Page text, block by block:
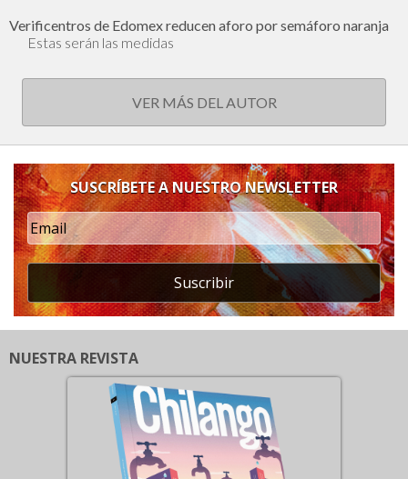
Verificentros de Edomex reducen aforo por semáforo naranja
Estas serán las medidas
VER MÁS DEL AUTOR
SUSCRÍBETE A NUESTRO NEWSLETTER
Suscribir
NUESTRA REVISTA